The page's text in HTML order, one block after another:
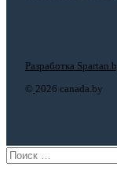
© 2026 canada.by
Разработка
Поиск: